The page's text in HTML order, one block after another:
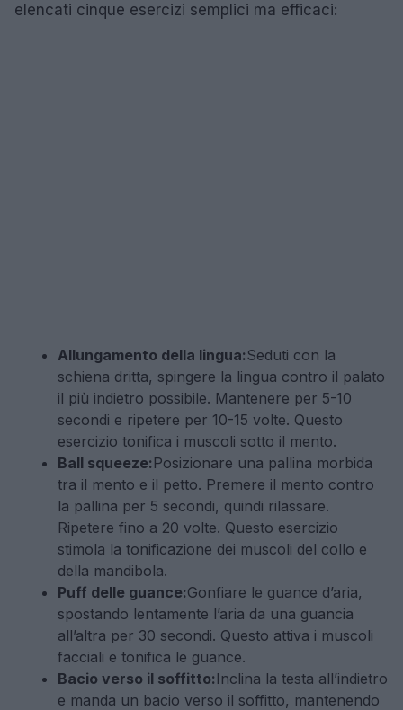
elencati cinque esercizi semplici ma efficaci:
Allungamento della lingua:Seduti con la
schiena dritta, spingere la lingua contro il palato
il più indietro possibile. Mantenere per 5-10
secondi e ripetere per 10-15 volte. Questo
esercizio tonifica i muscoli sotto il mento.
Ball squeeze: Posizionare una pallina morbida
tra il mento e il petto. Premere il mento contro
la pallina per 5 secondi, quindi rilassare.
Ripetere fino a 20 volte. Questo esercizio
stimola la tonificazione dei muscoli del collo e
della mandibola.
Puff delle guance:Gonfiare le guance d’aria,
spostando lentamente l’aria da una guancia
all’altra per 30 secondi. Questo attiva i muscoli
facciali e tonifica le guance.
Bacio verso il soffitto: Inclina la testa all’indietro
e manda un bacio verso il soffitto, mantenendo